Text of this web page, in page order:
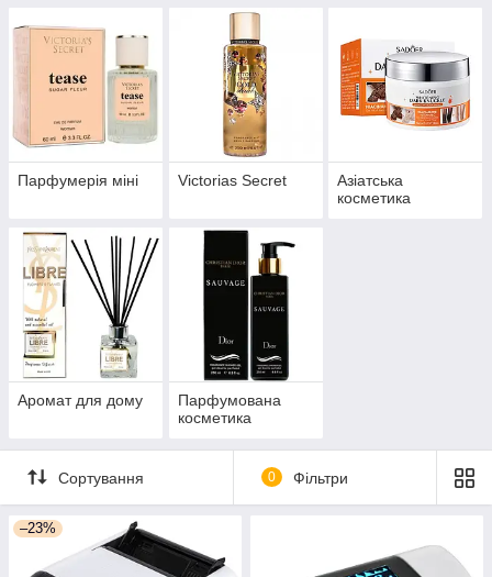
Парфумерія міні Victorias Secret
Азіатська
косметика
Аромат для дому
Парфумована
косметика
Сортування 0 Фільтри
–23%